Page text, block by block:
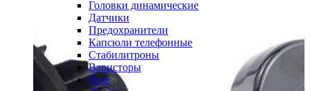
Головки динамические
Датчики
Предохранители
Капсюли телефонные
Стабилитроны
Варисторы
Реле